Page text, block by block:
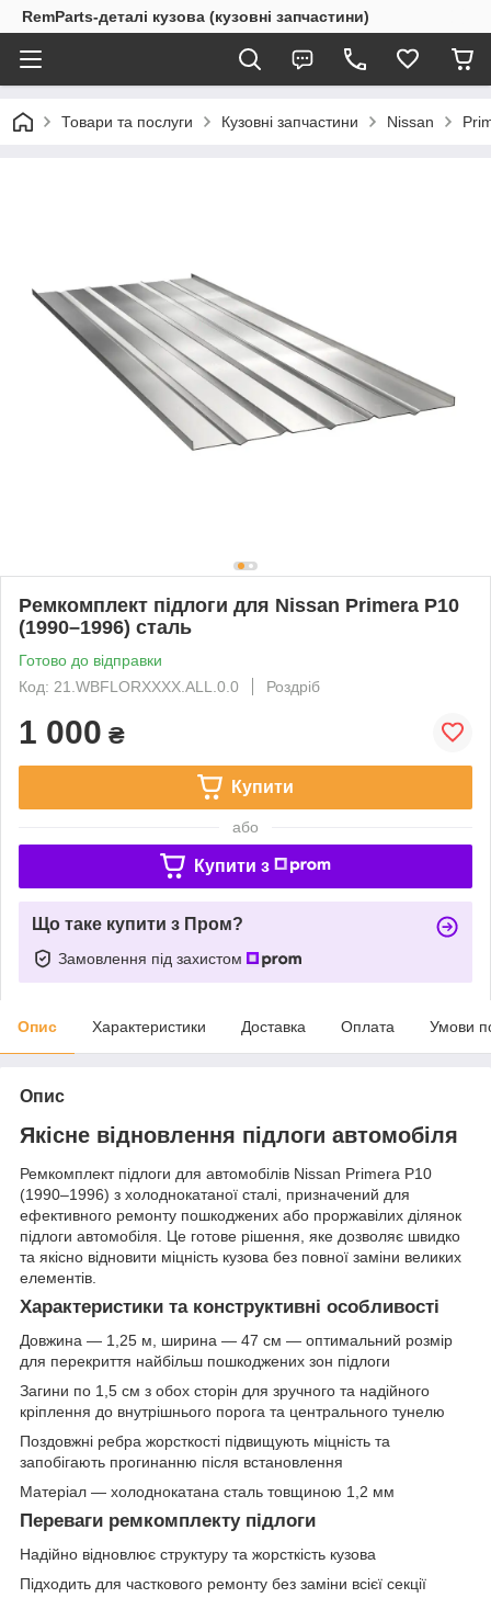
RemParts-деталі кузова (кузовні запчастини)
Товари та послуги Кузовні запчастини Nissan
Ремкомплект підлоги для Nissan Primera P10
(1990–1996) сталь
Готово до відправки
Код: 21.WBFLORXXXX.ALL.0.0
Роздріб
1 000 ₴
Купити
або
Купити з
Що таке купити з Пром?
Замовлення під захистом
Опис Характеристики Доставка Оплата Умови
Опис
Якісне відновлення підлоги автомобіля
Ремкомплект підлоги для автомобілів Nissan Primera P10
(1990–1996) з холоднокатаної сталі, призначений для
ефективного ремонту пошкоджених або проржавілих ділянок
підлоги автомобіля. Це готове рішення, яке дозволяє швидко
та якісно відновити міцність кузова без повної заміни великих
елементів.
Характеристики та конструктивні особливості
Довжина — 1,25 м, ширина — 47 см — оптимальний розмір
для перекриття найбільш пошкоджених зон підлоги
Загини по 1,5 см з обох сторін для зручного та надійного
кріплення до внутрішнього порога та центрального тунелю
Поздовжні ребра жорсткості підвищують міцність та
запобігають прогинанню після встановлення
Матеріал — холоднокатана сталь товщиною 1,2 мм
Переваги ремкомплекту підлоги
Надійно відновлює структуру та жорсткість кузова
Підходить для часткового ремонту без заміни всієї секції